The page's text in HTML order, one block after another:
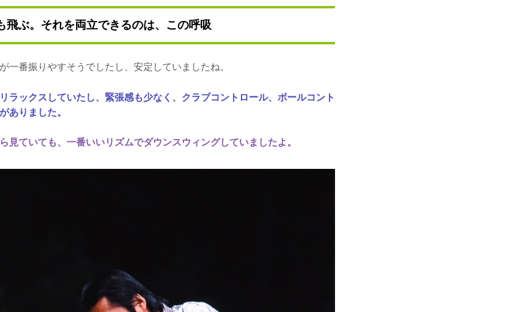
飛ぶ。それを両立できるのは、この呼吸
番振りやすそうでしたし、安定していましたね。
ラックスしていたし、緊張感も少なく、クラブコントロール、ボールコント
ありました。
見ていても、一番いいリズムでダウンスウィングしていましたよ。